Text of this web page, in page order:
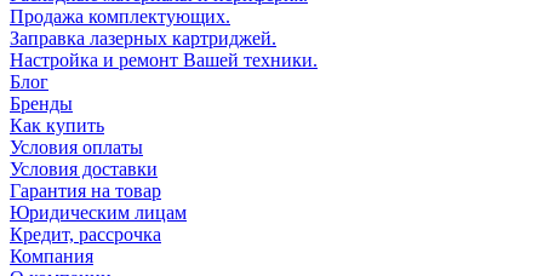
Продажа комплектующих.
Заправка лазерных картриджей.
Настройка и ремонт Вашей техники.
Блог
Бренды
Как купить
Условия оплаты
Условия доставки
Гарантия на товар
Юридическим лицам
Кредит, рассрочка
Компания